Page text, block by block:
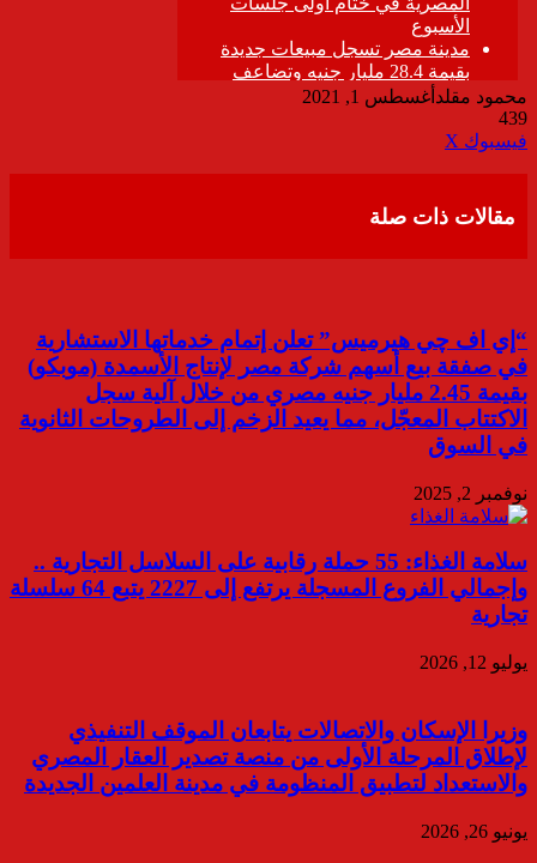
محمود مقلد أغسطس 1, 2021
439
فيسبوك ‫X
مقالات ذات صلة
“إي اف چي هيرميس” تعلن إتمام خدماتها الاستشارية
في صفقة بيع أسهم شركة مصر لإنتاج الأسمدة (موبكو)
بقيمة 2.45 مليار جنيه مصري من خلال آلية سجل
الاكتتاب المعجّل، مما يعيد الزخم إلى الطروحات الثانوية
في السوق
نوفمبر 2, 2025
سلامة الغذاء: 55 حملة رقابية على السلاسل التجارية ..
وإجمالي الفروع المسجلة يرتفع إلى 2227 يتبع 64 سلسلة
تجارية
يوليو 12, 2026
وزيرا الإسكان والاتصالات يتابعان الموقف التنفيذي
لإطلاق المرحلة الأولى من منصة تصدير العقار المصري
والاستعداد لتطبيق المنظومة في مدينة العلمين الجديدة
يونيو 26, 2026